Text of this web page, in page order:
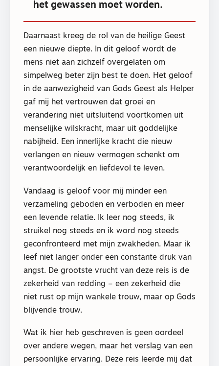
het gewassen moet worden.
Daarnaast kreeg de rol van de heilige Geest
een nieuwe diepte. In dit geloof wordt de
mens niet aan zichzelf overgelaten om
simpelweg beter zijn best te doen. Het geloof
in de aanwezigheid van Gods Geest als Helper
gaf mij het vertrouwen dat groei en
verandering niet uitsluitend voortkomen uit
menselijke wilskracht, maar uit goddelijke
nabijheid. Een innerlijke kracht die nieuw
verlangen en nieuw vermogen schenkt om
verantwoordelijk en liefdevol te leven.
Vandaag is geloof voor mij minder een
verzameling geboden en verboden en meer
een levende relatie. Ik leer nog steeds, ik
struikel nog steeds en ik word nog steeds
geconfronteerd met mijn zwakheden. Maar ik
leef niet langer onder een constante druk van
angst. De grootste vrucht van deze reis is de
zekerheid van redding – een zekerheid die
niet rust op mijn wankele trouw, maar op Gods
blijvende trouw.
Wat ik hier heb geschreven is geen oordeel
over andere wegen, maar het verslag van een
persoonlijke ervaring. Deze reis leerde mij dat